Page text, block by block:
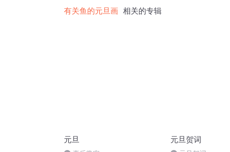
有关鱼的元旦画 相关的专辑
元旦 元旦贺词